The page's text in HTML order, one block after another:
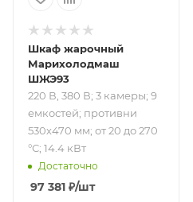
Шкаф жарочный
Марихолодмаш
ШЖЭ93
220 В, 380 В; 3 камеры; 9
емкостей; противни
530х470 мм; от 20 до 270
°С; 14.4 кВт
Достаточно
97 381 ₽/шт